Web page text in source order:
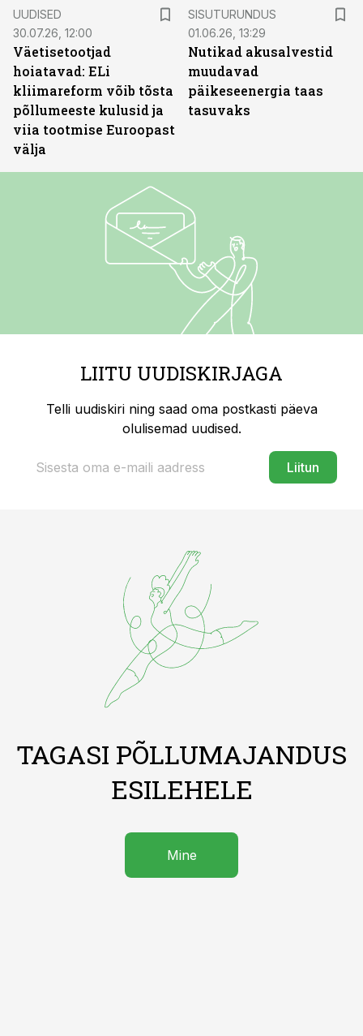
UUDISED
30.07.26, 12:00
Väetisetootjad
hoiatavad: ELi
kliimareform võib tõsta
põllumeeste kulusid ja
viia tootmise Euroopast
välja
SISUTURUNDUS
01.06.26, 13:29
Nutikad akusalvestid
muudavad
päikeseenergia taas
tasuvaks
LIITU UUDISKIRJAGA
Telli uudiskiri ning saad oma postkasti päeva
olulisemad uudised.
Liitun
TAGASI PÕLLUMAJANDUS
ESILEHELE
Mine